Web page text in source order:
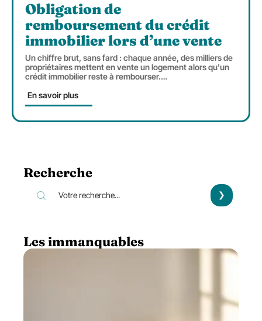
Obligation de
remboursement du crédit
immobilier lors d’une vente
Un chiffre brut, sans fard : chaque année, des milliers de
propriétaires mettent en vente un logement alors qu'un
crédit immobilier reste à rembourser.…
En savoir plus
Recherche
Les immanquables